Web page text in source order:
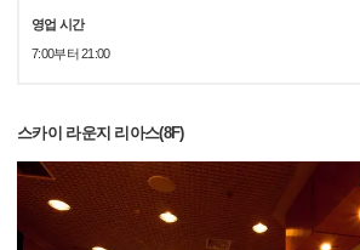
영업 시간
7:00부터 21:00
스카이 라운지 리아스(8F)